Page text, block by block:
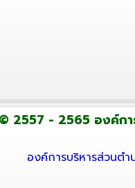
2557 - 2565 องค์ก
องค์การบริหารส่วนต